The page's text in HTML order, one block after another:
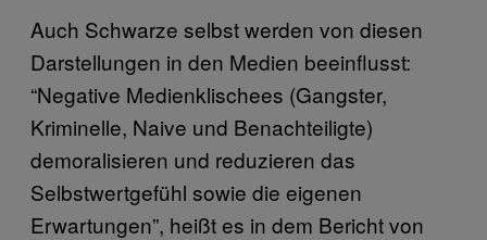
Auch Schwarze selbst werden von diesen
Darstellungen in den Medien beeinflusst:
“Negative Medienklischees (Gangster,
Kriminelle, Naive und Benachteiligte)
demoralisieren und reduzieren das
Selbstwertgefühl sowie die eigenen
Erwartungen”, heißt es in dem Bericht von